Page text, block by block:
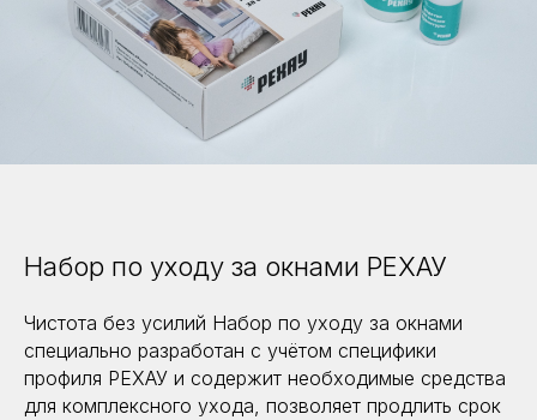
Набор по уходу за окнами РЕХАУ
Чистота без усилий Набор по уходу за окнами
специально разработан с учётом специфики
профиля РЕХАУ и содержит необходимые средства
для комплексного ухода, позволяет продлить срок